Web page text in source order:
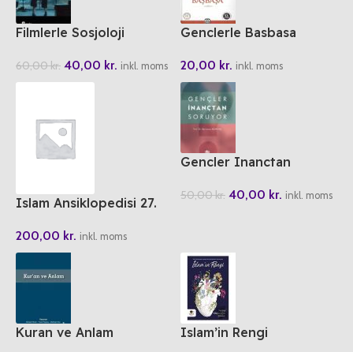
Filmlerle Sosjoloji
60,00kr. 40,00 kr. inkl. moms
Genclerle Basbasa
20,00 kr. inkl. moms
Islam Ansiklopedisi 27.
200,00 kr. inkl. moms
Gencler Inanctan
50,00kr. 40,00 kr. inkl. moms
Kuran ve Anlam Islam’in Rengi